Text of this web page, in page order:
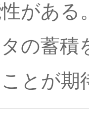
がある
の蓄
とが期